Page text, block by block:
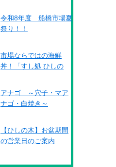
令和8年度 船橋市場夏
祭り！！
市場ならではの海鮮
丼！「すし処 ひしの
アナゴ ～穴子・マア
ナゴ・白焼き～
【ひしの木】お盆期間
の営業日のご案内